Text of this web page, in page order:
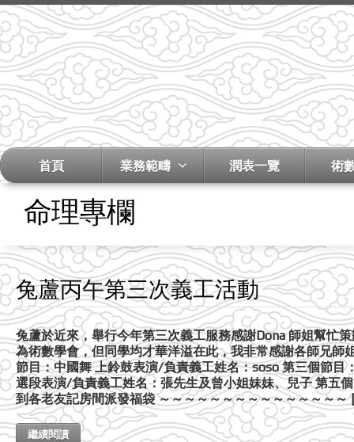
首頁 業務範疇 潤表一覽 術
命理專欄
兔蘆丙午第三次義工活動
兔蘆於近來，舉行今年第三次義工服務感謝Dona 師姐幫忙
為術數學會，但同學均才華洋溢在此，我非常感謝各師兄
節目：中國舞 上鈴鼓表演/負責義工姓名：soso 第三個節
選段表演/負責義工姓名：張先生及曾小姐妹妹、兒子 第五
到各老友記房間派發福袋 ～～～～～～～～～～～～～～～
繼續閱讀